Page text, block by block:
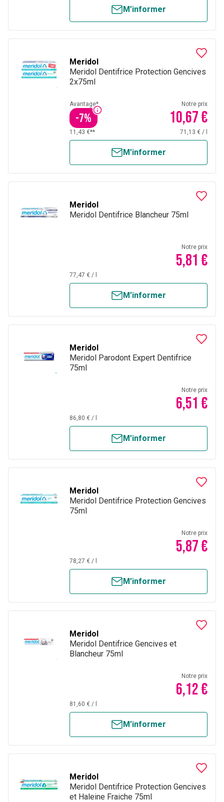
M’informer
Meridol
Meridol Dentifrice Protection Gencives
2x75ml
Avantage*
-7%
Notre prix
10,67 €
11,43 €** 71,13 € /
M’informer
Meridol
Meridol Dentifrice Blancheur 75ml
Notre prix
5,81 €
77,47 € /
M’informer
Meridol
Meridol Parodont Expert Dentifrice
75ml
Notre prix
6,51 €
86,80 € /
M’informer
Meridol
Meridol Dentifrice Protection Gencives
75ml
Notre prix
5,87 €
78,27 € /
M’informer
Meridol
Meridol Dentifrice Gencives et
Blancheur 75ml
Notre prix
6,12 €
81,60 € /
M’informer
Meridol
Meridol Dentifrice Protection Gencives
et Haleine Fraiche 75ml